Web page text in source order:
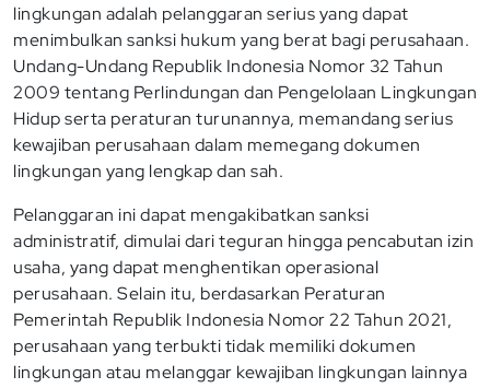
lingkungan adalah pelanggaran serius yang dapat
menimbulkan sanksi hukum yang berat bagi perusahaan.
Undang-Undang Republik Indonesia Nomor 32 Tahun
2009 tentang Perlindungan dan Pengelolaan Lingkungan
Hidup serta peraturan turunannya, memandang serius
kewajiban perusahaan dalam memegang dokumen
lingkungan yang lengkap dan sah.
Pelanggaran ini dapat mengakibatkan sanksi
administratif, dimulai dari teguran hingga pencabutan izin
usaha, yang dapat menghentikan operasional
perusahaan. Selain itu, berdasarkan Peraturan
Pemerintah Republik Indonesia Nomor 22 Tahun 2021,
perusahaan yang terbukti tidak memiliki dokumen
lingkungan atau melanggar kewajiban lingkungan lainnya